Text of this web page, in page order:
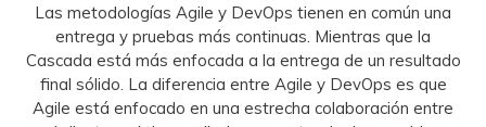
Las metodologías Agile y DevOps tienen en común una
entrega y pruebas más continuas. Mientras que la
Cascada está más enfocada a la entrega de un resultado
final sólido. La diferencia entre Agile y DevOps es que
Agile está enfocado en una estrecha colaboración entre